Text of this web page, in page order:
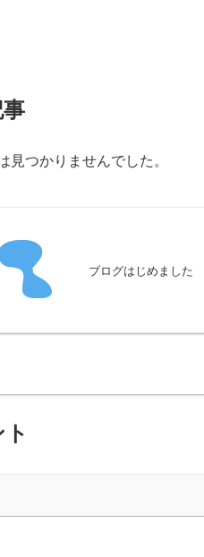
見つかりませんでした。
ブログはじめました